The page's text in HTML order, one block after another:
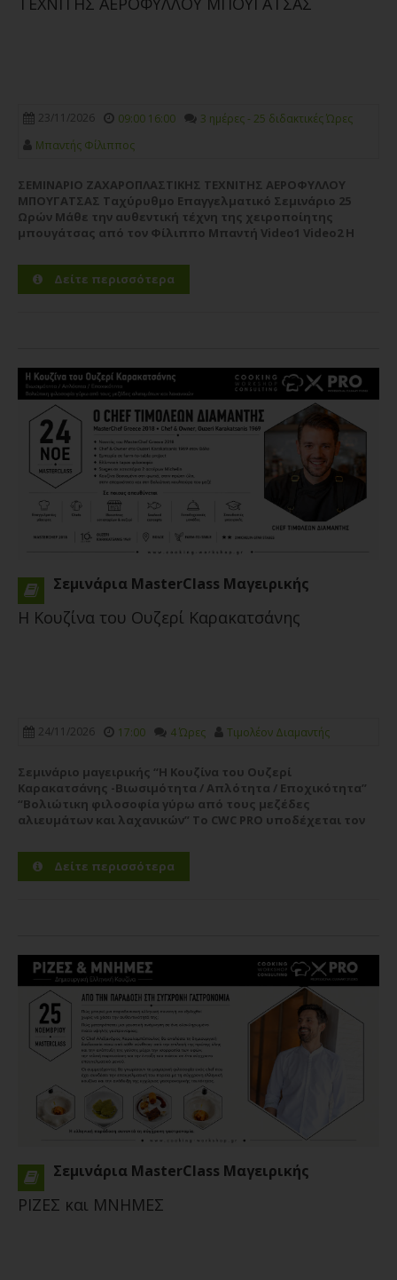
23/11/2026 09:00 16:00
3 ημέρες - 25 διδακτικές Ώρες
Μπαντής Φίλιππος
ΣΕΜΙΝΑΡΙΟ ΖΑΧΑΡΟΠΛΑΣΤΙΚΗΣ ΤΕΧΝΙΤΗΣ ΑΕΡΟΦΥΛΛΟΥ
ΜΠΟΥΓΑΤΣΑΣ Ταχύρυθμο Επαγγελματικό Σεμινάριο 25
Ωρών Μάθε την αυθεντική τέχνη της χειροποίητης
μπουγάτσας από τον Φίλιππο Μπαντή Video1 Video2 Η
ολοκληρωμένο,...Περισσότερα
Δείτε περισσότερα
Σεμινάρια MasterClass Μαγειρικής
Η Κουζίνα του Ουζερί Καρακατσάνης
24/11/2026 17:00 4 Ώρες Τιμολέον Διαμαντής
Σεμινάριο μαγειρικής “Η Κουζίνα του Ουζερί
Καρακατσάνης -Βιωσιμότητα / Απλότητα / Εποχικότητα”
“Βολιώτικη φιλοσοφία γύρω από τους μεζέδες
αλιευμάτων και λαχανικών” Το CWC PRO υποδέχεται τον
Greece 2018** και Chef & Owner του **Ouzeri...
Δείτε περισσότερα
Σεμινάρια MasterClass Μαγειρικής
ΡΙΖΕΣ και ΜΝΗΜΕΣ